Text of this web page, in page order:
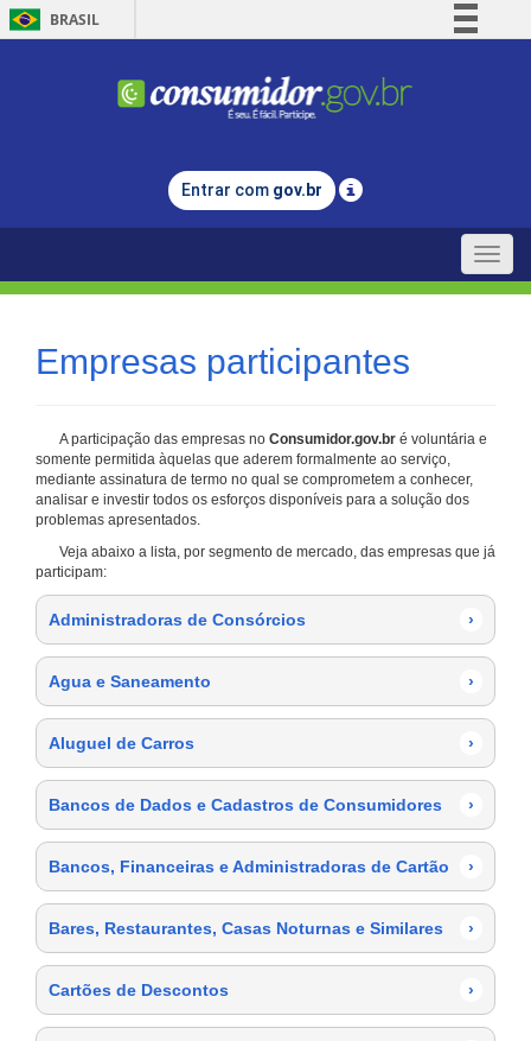
BRASIL
Comunica BR
Legislação
Entrar com gov.br
Toggle
Empresas participantes
A participação das empresas no Consumidor.gov.br é voluntária e
somente permitida àquelas que aderem formalmente ao serviço,
mediante assinatura de termo no qual se comprometem a conhecer,
analisar e investir todos os esforços disponíveis para a solução dos
problemas apresentados.
Veja abaixo a lista, por segmento de mercado, das empresas que já
participam:
Administradoras de Consórcios ›
Agua e Saneamento ›
Aluguel de Carros ›
Bancos de Dados e Cadastros de Consumidores ›
Bancos, Financeiras e Administradoras de Cartão ›
Bares, Restaurantes, Casas Noturnas e Similares ›
Cartões de Descontos ›